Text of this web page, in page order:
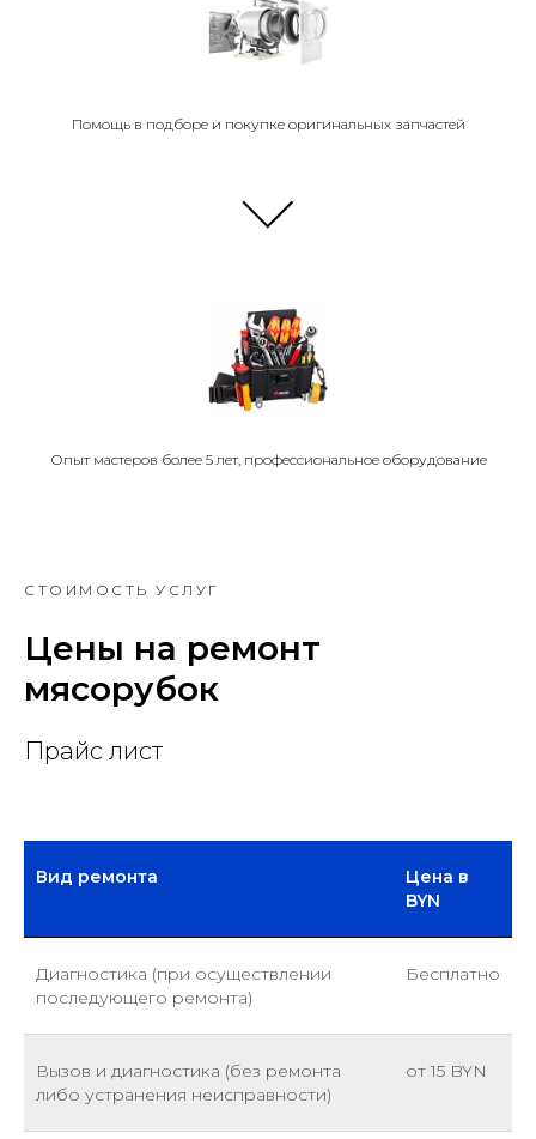
Помощь в подборе и покупке оригинальных запчастей
Опыт мастеров более 5 лет, профессиональное оборудование
СТОИМОСТЬ УСЛУГ
Цены на ремонт
мясорубок
Прайс лист
Вид ремонта
Цена в
BYN
Диагностика (при осуществлении
последующего ремонта)
Бесплатно
Вызов и диагностика (без ремонта
либо устранения неисправности)
от 15 BYN